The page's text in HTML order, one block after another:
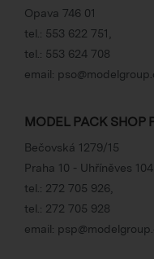
Opava 746 01
tel.: 553 622 751
tel.: 553 624 708
email:
MODEL PACK SHOP
Bečovská 1279/15
Praha 10 - Uhříněves
tel.: 272 705 926
tel.: 272 705 928
email: